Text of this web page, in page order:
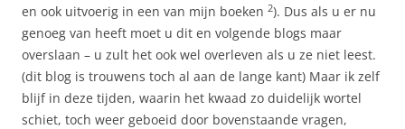
en ook uitvoerig in een van mijn boeken 2). Dus als u er nu
genoeg van heeft moet u dit en volgende blogs maar
overslaan – u zult het ook wel overleven als u ze niet leest.
(dit blog is trouwens toch al aan de lange kant) Maar ik zelf
blijf in deze tijden, waarin het kwaad zo duidelijk wortel
schiet, toch weer geboeid door bovenstaande vragen,